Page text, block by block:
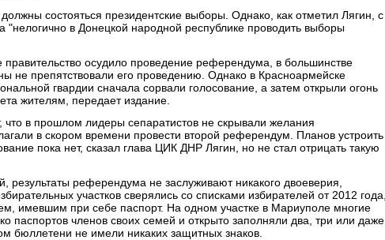
состояться президентские выборы. Однако, как отметил Лягин, с
"нелогично в Донецкой народной республике проводить выборы
правительство осудило проведение референдума, в большинстве
не препятствовали его проведению. Однако в Красноармейске
гвардии сначала сорвали голосование, а затем открыли огонь
жителям, передает издание.
в прошлом лидеры сепаратистов не скрывали желания
в скором времени провести второй референдум. Планов устроить
пока нет, сказал глава ЦИК ДНР Лягин, но не стал отрицать такую
референдума не заслуживают никакого двоеверия,
участков сверялись со списками избирателей от 2012 года,
имевшим при себе паспорт. На одном участке в Мариуполе многие
паспортов членов своих семей и открыто заполняли два, три или даже
бюллетени не имели никаких защитных знаков.